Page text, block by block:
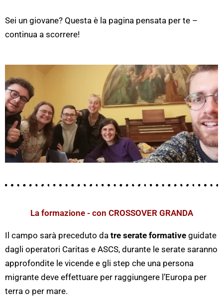
Sei un giovane? Questa è la pagina pensata per te –
continua a scorrere!
La formazione - con CROSSOVER GRANDA
Il campo sarà preceduto da tre serate formative guidate
dagli operatori Caritas e ASCS, durante le serate saranno
approfondite le vicende e gli step che una persona
migrante deve effettuare per raggiungere l’Europa per
terra o per mare.